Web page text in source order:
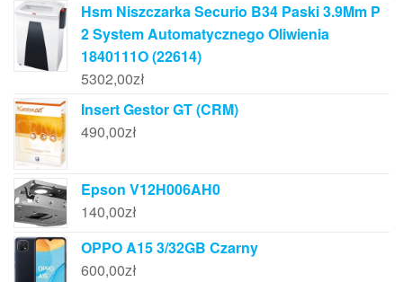
Hsm Niszczarka Securio B34 Paski 3.9Mm P
2 System Automatycznego Oliwienia
1840111O (22614)
5302,00zł
Insert Gestor GT (CRM)
490,00zł
Epson V12H006AH0
140,00zł
OPPO A15 3/32GB Czarny
600,00zł